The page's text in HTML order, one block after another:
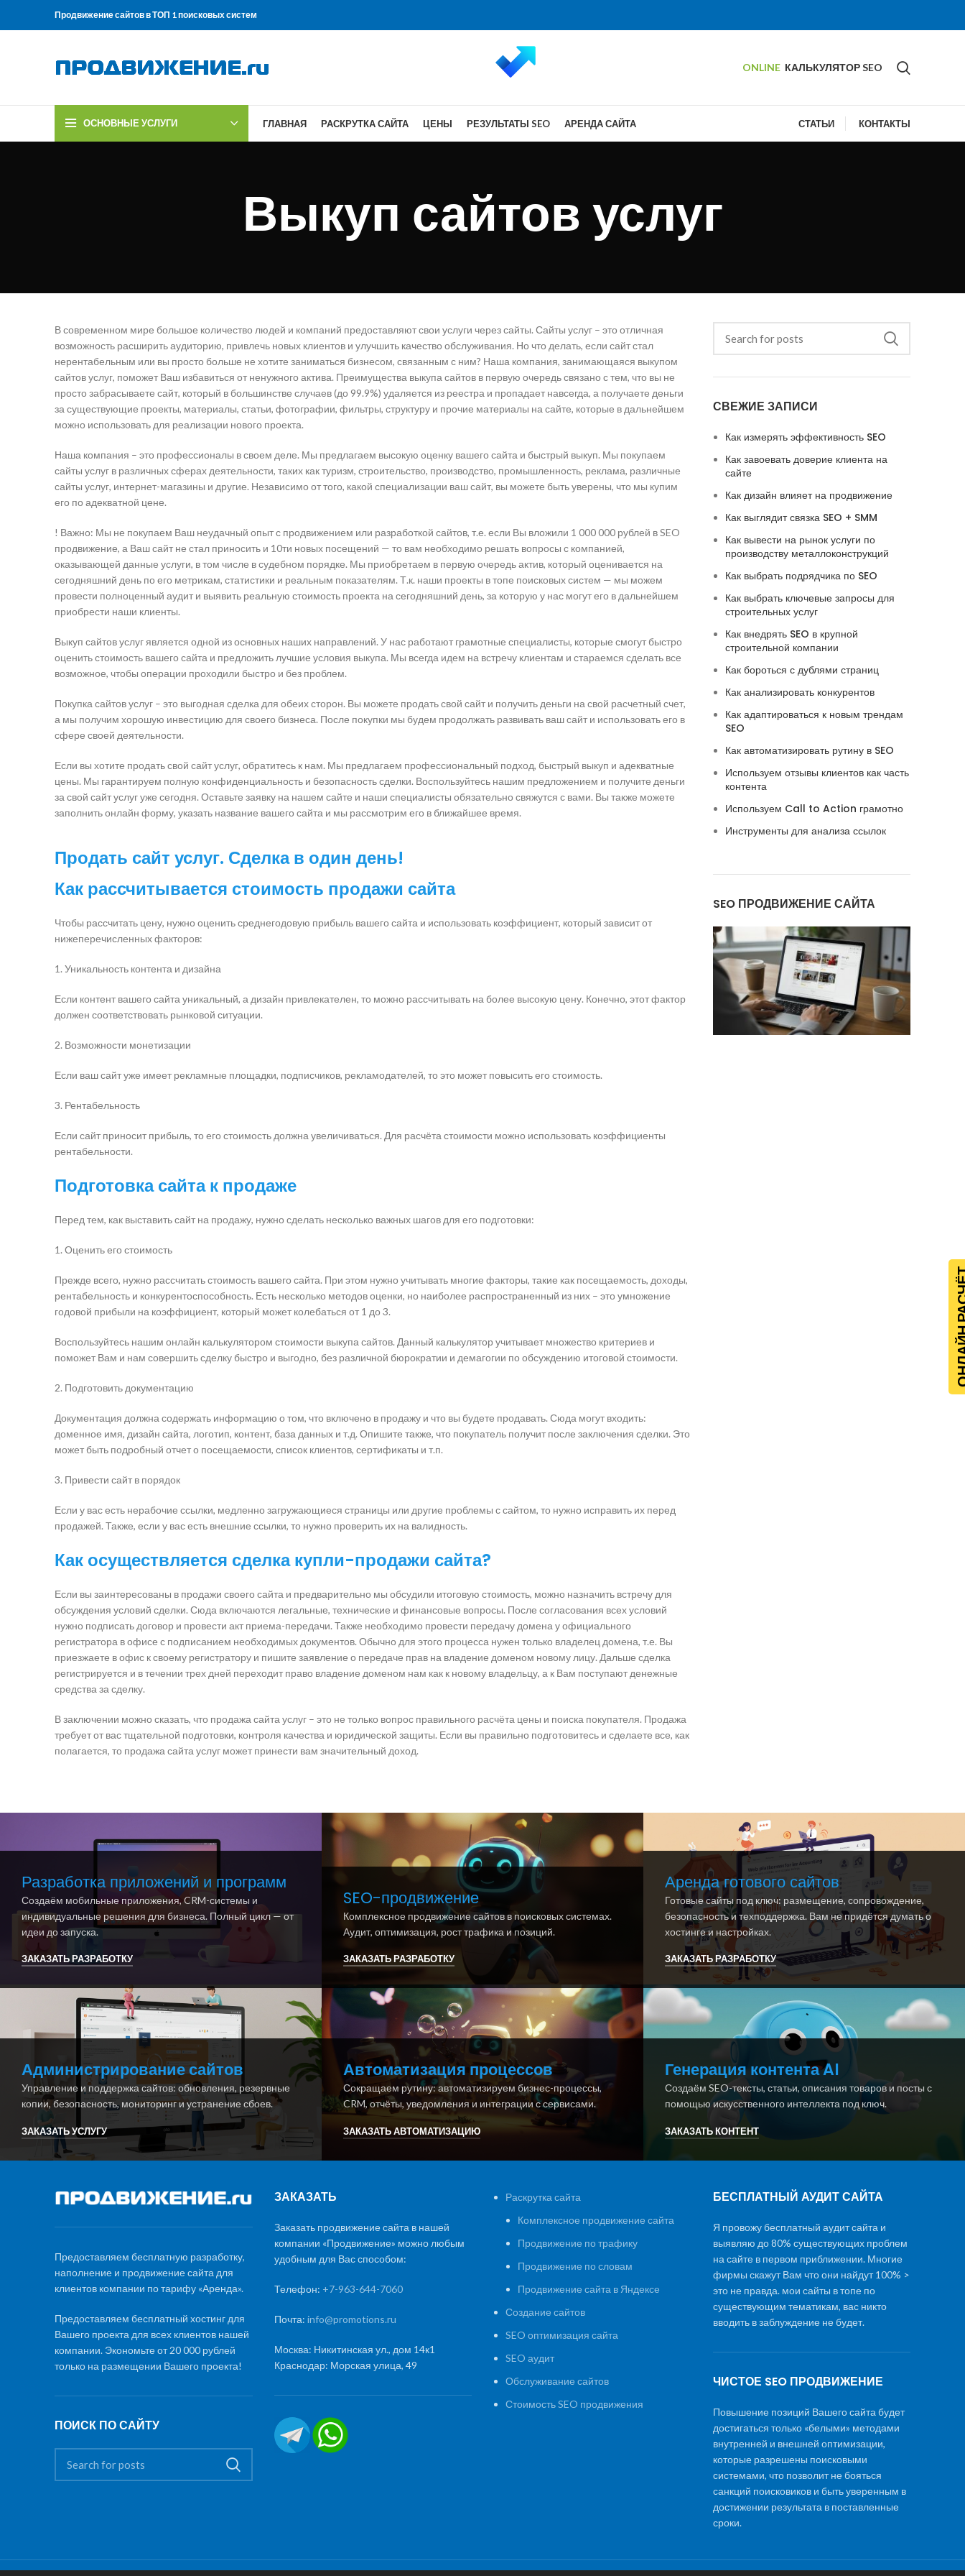
Продвижение сайтов в ТОП 1 поисковых систем
ONLINE КАЛЬКУЛЯТОР SEO
ОСНОВНЫЕ УСЛУГИ ГЛАВНАЯ РАСКРУТКА САЙТА ЦЕНЫ РЕЗУЛЬТАТЫ SEO АРЕНДА САЙТА СТАТЬИ КОНТАКТЫ
Выкуп сайтов услуг
В современном мире большое количество людей и компаний предоставляют свои услуги через сайты. Сайты услуг – это отличная
возможность расширить аудиторию, привлечь новых клиентов и улучшить качество обслуживания. Но что делать, если сайт стал
нерентабельным или вы просто больше не хотите заниматься бизнесом, связанным с ним? Наша компания, занимающаяся выкупом
сайтов услуг, поможет Ваш избавиться от ненужного актива. Преимущества выкупа сайтов в первую очередь связано с тем, что вы не
просто забрасываете сайт, который в большинстве случаев (до 99.9%) удаляется из реестра и пропадает навсегда, а получаете деньги
за существующие проекты, материалы, статьи, фотографии, фильтры, структуру и прочие материалы на сайте, которые в дальнейшем
можно использовать для реализации нового проекта.
Наша компания – это профессионалы в своем деле. Мы предлагаем высокую оценку вашего сайта и быстрый выкуп. Мы покупаем
сайты услуг в различных сферах деятельности, таких как туризм, строительство, производство, промышленность, реклама, различные
сайты услуг, интернет-магазины и другие. Независимо от того, какой специализации ваш сайт, вы можете быть уверены, что мы купим
его по адекватной цене.
! Важно: Мы не покупаем Ваш неудачный опыт с продвижением или разработкой сайтов, т.е. если Вы вложили 1 000 000 рублей в SEO
продвижение, а Ваш сайт не стал приносить и 10ти новых посещений — то вам необходимо решать вопросы с компанией,
оказывающей данные услуги, в том числе в судебном порядке. Мы приобретаем в первую очередь актив, который оценивается на
сегодняшний день по его метрикам, статистики и реальным показателям. Т.к. наши проекты в топе поисковых систем — мы можем
провести полноценный аудит и выявить реальную стоимость проекта на сегодняшний день, за которую у нас могут его в дальнейшем
приобрести наши клиенты.
Выкуп сайтов услуг является одной из основных наших направлений. У нас работают грамотные специалисты, которые смогут быстро
оценить стоимость вашего сайта и предложить лучшие условия выкупа. Мы всегда идем на встречу клиентам и стараемся сделать все
возможное, чтобы операции проходили быстро и без проблем.
Покупка сайтов услуг – это выгодная сделка для обеих сторон. Вы можете продать свой сайт и получить деньги на свой расчетный счет,
а мы получим хорошую инвестицию для своего бизнеса. После покупки мы будем продолжать развивать ваш сайт и использовать его в
сфере своей деятельности.
Если вы хотите продать свой сайт услуг, обратитесь к нам. Мы предлагаем профессиональный подход, быстрый выкуп и адекватные
цены. Мы гарантируем полную конфиденциальность и безопасность сделки. Воспользуйтесь нашим предложением и получите деньги
за свой сайт услуг уже сегодня. Оставьте заявку на нашем сайте и наши специалисты обязательно свяжутся с вами. Вы также можете
заполнить онлайн форму, указать название вашего сайта и мы рассмотрим его в ближайшее время.
Продать сайт услуг. Сделка в один день!
Как рассчитывается стоимость продажи сайта
Чтобы рассчитать цену, нужно оценить среднегодовую прибыль вашего сайта и использовать коэффициент, который зависит от
нижеперечисленных факторов:
1. Уникальность контента и дизайна
Если контент вашего сайта уникальный, а дизайн привлекателен, то можно рассчитывать на более высокую цену. Конечно, этот фактор
должен соответствовать рынковой ситуации.
2. Возможности монетизации
Если ваш сайт уже имеет рекламные площадки, подписчиков, рекламодателей, то это может повысить его стоимость.
3. Рентабельность
Если сайт приносит прибыль, то его стоимость должна увеличиваться. Для расчёта стоимости можно использовать коэффициенты
рентабельности.
Подготовка сайта к продаже
Перед тем, как выставить сайт на продажу, нужно сделать несколько важных шагов для его подготовки:
1. Оценить его стоимость
Прежде всего, нужно рассчитать стоимость вашего сайта. При этом нужно учитывать многие факторы, такие как посещаемость, доходы,
рентабельность и конкурентоспособность. Есть несколько методов оценки, но наиболее распространенный из них – это умножение
годовой прибыли на коэффициент, который может колебаться от 1 до 3.
Воспользуйтесь нашим онлайн калькулятором стоимости выкупа сайтов. Данный калькулятор учитывает множество критериев и
поможет Вам и нам совершить сделку быстро и выгодно, без различной бюрократии и демагогии по обсуждению итоговой стоимости.
2. Подготовить документацию
Документация должна содержать информацию о том, что включено в продажу и что вы будете продавать. Сюда могут входить:
доменное имя, дизайн сайта, логотип, контент, база данных и т.д. Опишите также, что покупатель получит после заключения сделки. Это
может быть подробный отчет о посещаемости, список клиентов, сертификаты и т.п.
3. Привести сайт в порядок
Если у вас есть нерабочие ссылки, медленно загружающиеся страницы или другие проблемы с сайтом, то нужно исправить их перед
продажей. Также, если у вас есть внешние ссылки, то нужно проверить их на валидность.
Как осуществляется сделка купли-продажи сайта?
Если вы заинтересованы в продажи своего сайта и предварительно мы обсудили итоговую стоимость, можно назначить встречу для
обсуждения условий сделки. Сюда включаются легальные, технические и финансовые вопросы. После согласования всех условий
нужно подписать договор и провести акт приема-передачи. Также необходимо провести передачу домена у официального
регистратора в офисе с подписанием необходимых документов. Обычно для этого процесса нужен только владелец домена, т.е. Вы
приезжаете в офис к своему регистратору и пишите заявление о передаче прав на владение доменом новому лицу. Дальше сделка
регистрируется и в течении трех дней переходит право владение доменом нам как к новому владельцу, а к Вам поступают денежные
средства за сделку.
В заключении можно сказать, что продажа сайта услуг – это не только вопрос правильного расчёта цены и поиска покупателя. Продажа
требует от вас тщательной подготовки, контроля качества и юридической защиты. Если вы правильно подготовитесь и сделаете все, как
полагается, то продажа сайта услуг может принести вам значительный доход.
СВЕЖИЕ ЗАПИСИ
Как измерять эффективность SEO
Как завоевать доверие клиента на
сайте
Как дизайн влияет на продвижение
Как выглядит связка SEO + SMM
Как вывести на рынок услуги по
производству металлоконструкций
Как выбрать подрядчика по SEO
Как выбрать ключевые запросы для
строительных услуг
Как внедрять SEO в крупной
строительной компании
Как бороться с дублями страниц
Как анализировать конкурентов
Как адаптироваться к новым трендам
SEO
Как автоматизировать рутину в SEO
Используем отзывы клиентов как часть
контента
Используем Call to Action грамотно
Инструменты для анализа ссылок
SEO ПРОДВИЖЕНИЕ САЙТА
Разработка приложений и программ
Создаём мобильные приложения, CRM-системы и
индивидуальные решения для бизнеса. Полный цикл — от
идеи до запуска.
ЗАКАЗАТЬ РАЗРАБОТКУ
SEO-продвижение
Комплексное продвижение сайтов в поисковых системах.
Аудит, оптимизация, рост трафика и позиций.
ЗАКАЗАТЬ РАЗРАБОТКУ
Аренда готового сайтов
Готовые сайты под ключ: размещение, сопровождение,
безопасность и техподдержка. Вам не придётся думать о
хостинге и настройках.
ЗАКАЗАТЬ РАЗРАБОТКУ
Администрирование сайтов
Управление и поддержка сайтов: обновления, резервные
копии, безопасность, мониторинг и устранение сбоев.
ЗАКАЗАТЬ УСЛУГУ
Автоматизация процессов
Сокращаем рутину: автоматизируем бизнес-процессы,
CRM, отчёты, уведомления и интеграции с сервисами.
ЗАКАЗАТЬ АВТОМАТИЗАЦИЮ
Генерация контента AI
Создаём SEO-тексты, статьи, описания товаров и посты с
помощью искусственного интеллекта под ключ.
ЗАКАЗАТЬ КОНТЕНТ
Предоставляем бесплатную разработку,
наполнение и продвижение сайта для
клиентов компании по тарифу «Аренда».
Предоставляем бесплатный хостинг для
Вашего проекта для всех клиентов нашей
компании. Экономьте от 20 000 рублей
только на размещении Вашего проекта!
ПОИСК ПО САЙТУ
ЗАКАЗАТЬ
Заказать продвижение сайта в нашей
компании «Продвижение» можно любым
удобным для Вас способом:
Телефон: +7-963-644-7060
Почта: info@promotions.ru
Москва: Никитинская ул., дом 14к1
Краснодар: Морская улица, 49
Раскрутка сайта
Комплексное продвижение сайта
Продвижение по трафику
Продвижение по словам
Продвижение сайта в Яндексе
Создание сайтов
SEO оптимизация сайта
SEO аудит
Обслуживание сайтов
Стоимость SEO продвижения
БЕСПЛАТНЫЙ АУДИТ САЙТА
Я провожу бесплатный аудит сайта и
выявляю до 80% существующих проблем
на сайте в первом приближении. Многие
фирмы скажут Вам что они найдут 100% >
это не правда. мои сайты в топе по
существующим тематикам, вас никто
вводить в заблуждение не будет.
ЧИСТОЕ SEO ПРОДВИЖЕНИЕ
Повышение позиций Вашего сайта будет
достигаться только «белыми» методами
внутренней и внешней оптимизации,
которые разрешены поисковыми
системами, что позволит не бояться
санкций поисковиков и быть уверенным в
достижении результата в поставленные
сроки.